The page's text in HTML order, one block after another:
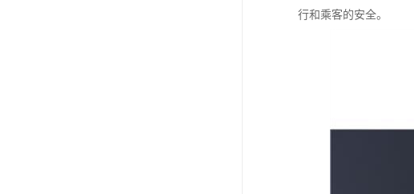
行和乘客的安全。